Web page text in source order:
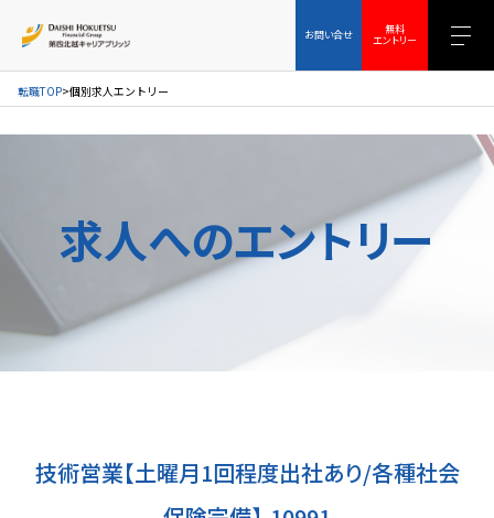
お問い合せ 無料
エントリー
お問い合せ 無料エントリー
転職TOP 個別求人エントリー
求人へのエントリー
技術営業【土曜月1回程度出社あり/各種社会